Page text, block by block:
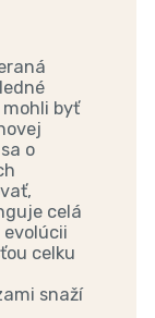
byť
o
celá
evolúcii
celku
snaží